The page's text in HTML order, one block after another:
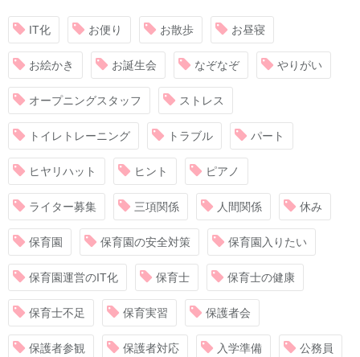
IT化 お便り お散歩 お昼寝
お絵かき お誕生会 なぞなぞ やりがい
オープニングスタッフ ストレス
トイレトレーニング トラブル パート
ヒヤリハット ヒント ピアノ
ライター募集 三項関係 人間関係 休み
保育園 保育園の安全対策 保育園入りたい
保育園運営のIT化 保育士 保育士の健康
保育士不足 保育実習 保護者会
保護者参観 保護者対応 入学準備 公務員